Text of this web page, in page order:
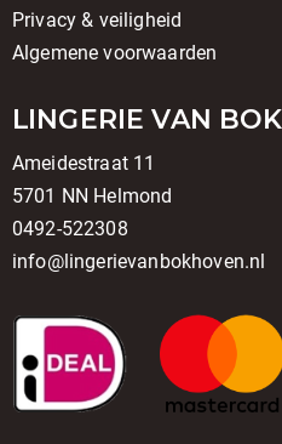
Privacy & veiligheid
Algemene voorwaarden
LINGERIE VAN
Ameidestraat 11
5701 NN Helmond
0492-522308
info@lingerievanbokhoven.nl